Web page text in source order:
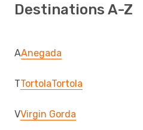
Destinations A-Z
AAnegada
TTortolaTortola
VVirgin Gorda